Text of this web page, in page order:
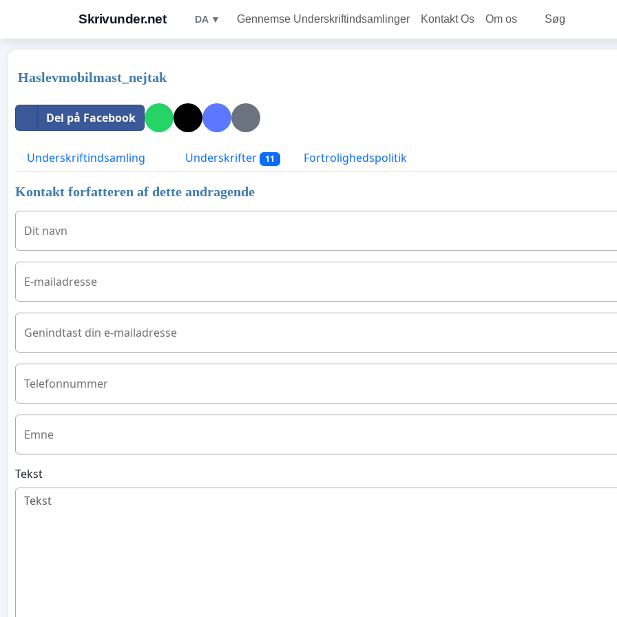
Skrivunder.net DA ▼ Gennemse Underskriftindsamlinger Kontakt Os Om os Søg
Haslevmobilmast_nejtak
Del på Facebook
Underskriftindsamling Underskrifter 11 Fortrolighedspolitik
Kontakt forfatteren af dette andragende
Dit navn
E-mailadresse
Genindtast din e-mailadresse
Telefonnummer
Emne
Tekst